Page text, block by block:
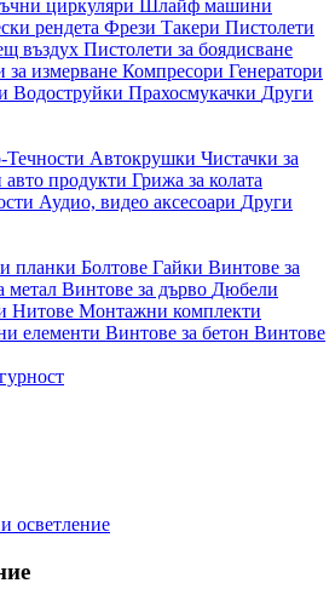
циркуляри
Шлайф машини
рендета Фрези Такери Пистолети
въздух Пистолети за боядисване
измерване Компресори Генератори
Водоструйки Прахосмукачки Други
Течности Автокрушки Чистачки за
продукти Грижа за колата
Аудио, видео аксесоари Други
планки Болтове Гайки Винтове за
метал Винтове за дърво Дюбели
Нитове Монтажни комплекти
елементи Винтове за бетон Винтове
осветление